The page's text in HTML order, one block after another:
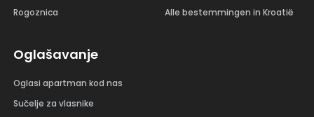
Rogoznica
Alle bestemmingen in Kroatië
Oglašavanje
Oglasi apartman kod nas
Sučelje za vlasnike